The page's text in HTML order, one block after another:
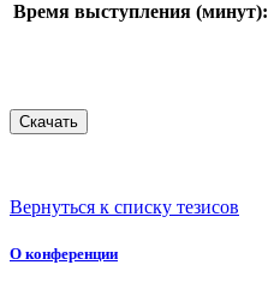
Время выступления (минут):
Вернуться к списку тезисов
О конференции